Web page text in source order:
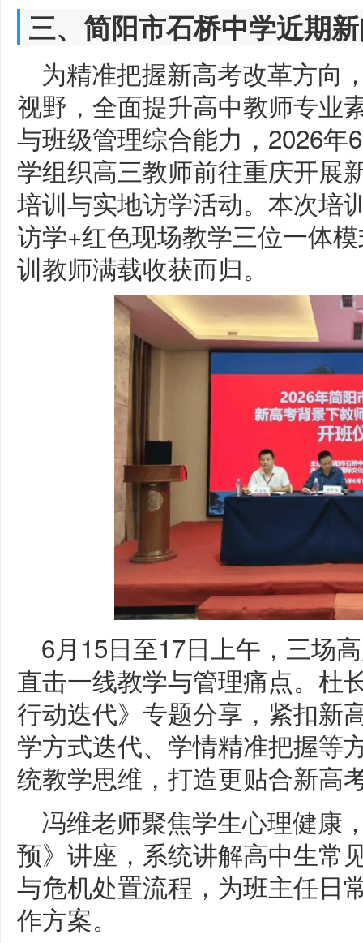
三、简阳市石桥中学近期
为精准把握新高考改革方向
视野，全面提升高中教师专业
与班级管理综合能力，2026
学组织高三教师前往重庆开展
培训与实地访学活动。本次培
访学+红色现场教学三位一体
训教师满载收获而归。
6月15日至17日上午，三场
直击一线教学与管理痛点。杜
行动迭代》专题分享，紧扣新
学方式迭代、学情精准把握等
统教学思维，打造更贴合新高
冯维老师聚焦学生心理健康
预》讲座，系统讲解高中生常
与危机处置流程，为班主任日
作方案。